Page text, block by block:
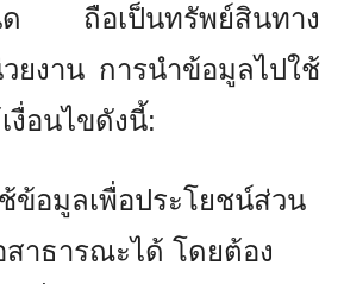
ด ถือเป็นทรัพย์สินทาง
ยงาน การนำข้อมูลไปใช้
งื่อนไขดังนี้:
ข้อมูลเพื่อประโยชน์ส่วน
าธารณะได้ โดยต้อง